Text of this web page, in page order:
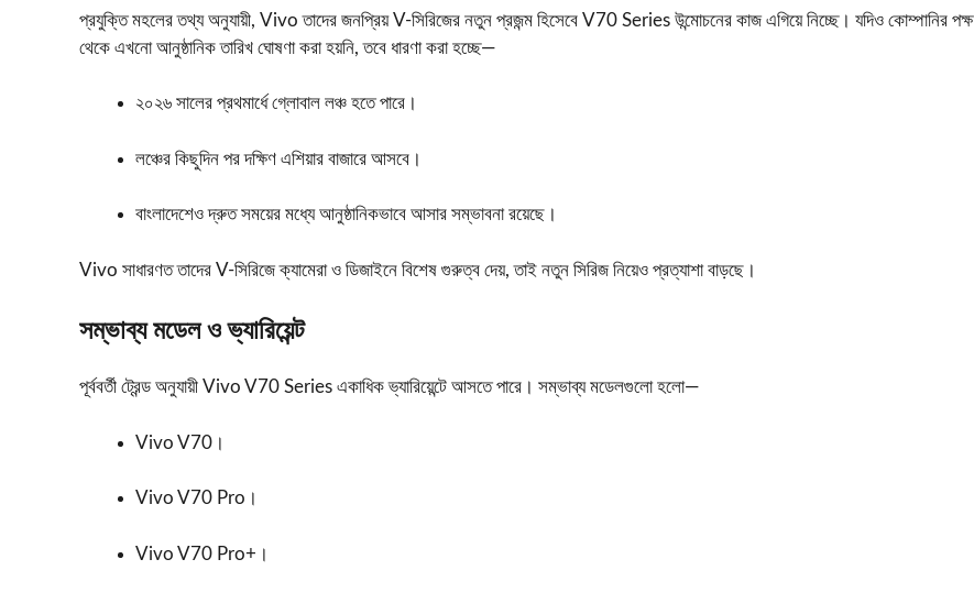
প্রযুক্তি মহলের তথ্য অনুযায়ী, Vivo তাদের জনপ্রিয় V-সিরিজের নতুন প্রজন্ম হিসেবে V70 Series উন্মোচনের কাজ এগিয়ে নিচ্ছে। যদিও কোম্পানির পক্ষ
থেকে এখনো আনুষ্ঠানিক তারিখ ঘোষণা করা হয়নি, তবে ধারণা করা হচ্ছে—
২০২৬ সালের প্রথমার্ধে গ্লোবাল লঞ্চ হতে পারে।
লঞ্চের কিছুদিন পর দক্ষিণ এশিয়ার বাজারে আসবে।
বাংলাদেশেও দ্রুত সময়ের মধ্যে আনুষ্ঠানিকভাবে আসার সম্ভাবনা রয়েছে।
Vivo সাধারণত তাদের V-সিরিজে ক্যামেরা ও ডিজাইনে বিশেষ গুরুত্ব দেয়, তাই নতুন সিরিজ নিয়েও প্রত্যাশা বাড়ছে।
সম্ভাব্য মডেল ও ভ্যারিয়েন্ট
পূর্ববর্তী ট্রেন্ড অনুযায়ী Vivo V70 Series একাধিক ভ্যারিয়েন্টে আসতে পারে। সম্ভাব্য মডেলগুলো হলো—
Vivo V70।
Vivo V70 Pro।
Vivo V70 Pro+।